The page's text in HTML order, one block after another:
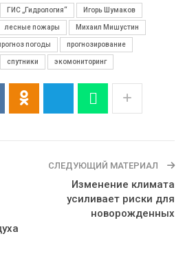
ГИС „Гидрология“ Игорь Шумаков
лесные пожары Михаил Мишустин
погоды прогнозирование
спутники экомониторинг
СЛЕДУЮЩИЙ МАТЕРИАЛ
Изменение климата
усиливает риски для
новорожденных